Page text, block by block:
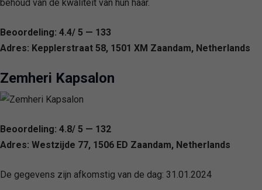
behoud van de kwaliteit van hun haar.
Beoordeling: 4.4/ 5 — 133
Adres: Kepplerstraat 58, 1501 XM Zaandam, Netherlands
Zemheri Kapsalon
Beoordeling: 4.8/ 5 — 132
Adres: Westzijde 77, 1506 ED Zaandam, Netherlands
De gegevens zijn afkomstig van de dag: 31.01.2024